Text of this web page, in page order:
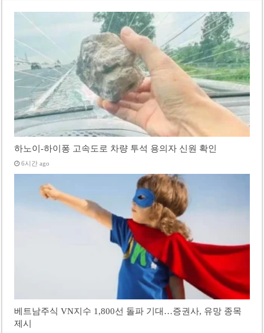
하노이-하이퐁 고속도로 차량 투석 용의자 신원 확인
6시간 ago
베트남주식 VN지수 1,800선 돌파 기대…증권사, 유망 종목
제시